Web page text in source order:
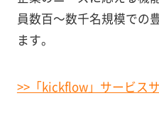
員数百〜数千名規模での
ます。
>>「kickflow」サービス